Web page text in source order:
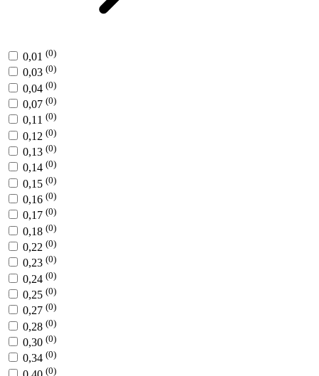
0,01 (0)
0,03 (0)
0,04 (0)
0,07 (0)
0,11 (0)
0,12 (0)
0,13 (0)
0,14 (0)
0,15 (0)
0,16 (0)
0,17 (0)
0,18 (0)
0,22 (0)
0,23 (0)
0,24 (0)
0,25 (0)
0,27 (0)
0,28 (0)
0,30 (0)
0,34 (0)
(0)